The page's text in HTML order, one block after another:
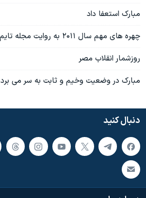
مبارک استعفا داد
چهره های مهم سال ۲۰۱۱ به روایت مجله تایم
روزشمار انقلاب مصر
مبارک در وضعیت وخیم و ثابت به سر می برد
دنبال کنید